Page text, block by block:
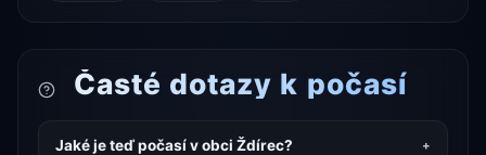
Časté dotazy k počasí
Jaké je teď počasí v obci Ždírec?